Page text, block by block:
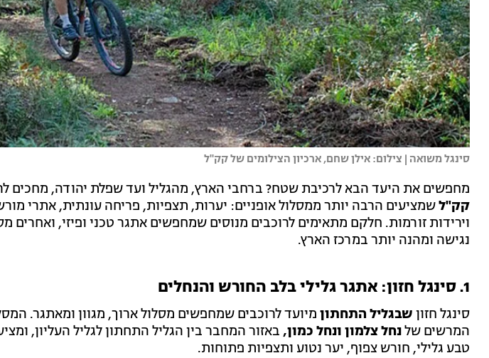
סינגל משואה | צילום: אילן שחם, ארכיון הצילומים של קק"ל
מחפשים את היעד הבא לרכיבת שטח? ברחבי הארץ, מהגליל ועד שפלת יהודה, מחכים
קק"לשמציעים הרבה יותר ממסלול אופניים: יערות, תצפיות, פריחה עונתית, אתרי
וירידות זורמות. חלקם מתאימים לרוכבים מנוסים שמחפשים אתגר טכני ופיזי, ואחרים
נגישה ומהנה יותר במרכז הארץ.
1. סינגל חזון: אתגר גלילי בלב החורש והנחלים
סינגל חזון שבגליל התחתון מיועד לרוכבים שמחפשים מסלול ארוך, מגוון ומאתגר.
המרשים שלנחל צלמון ונחל כמון, באזור המחבר בין הגליל התחתון לגליל העליון,
טבע גלילי, חורש צפוף, יער נטוע ותצפיות פתוחות.